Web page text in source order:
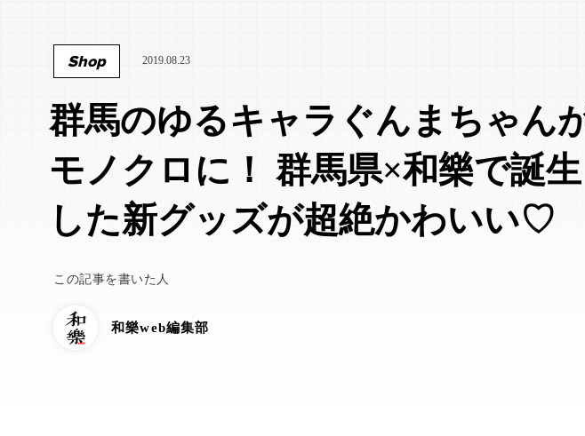
Shop 2019.08.23
群馬のゆるキャラぐんまちゃん
モノクロに！ 群馬県×和樂で誕生
した新グッズが超絶かわいい♡
この記事を書いた人
和樂web編集部